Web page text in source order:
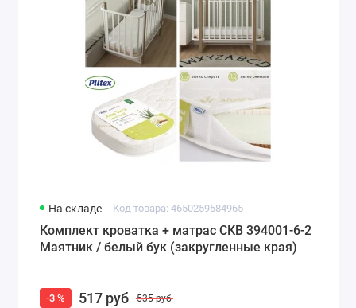
На складе Код товара: 4650259584965
Комплект кроватка + матрас СКВ 394001-6-2
Маятник / белый бук (закругленные края)
-3 % 517 руб 535 руб